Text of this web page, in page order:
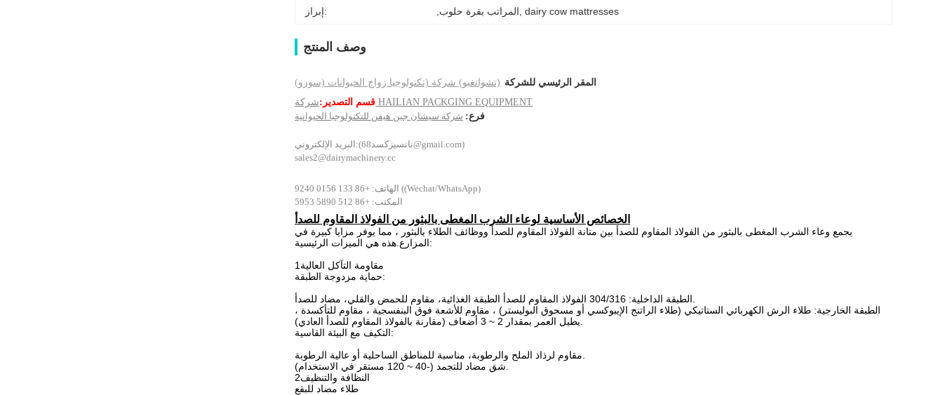
إبراز: ,المراتب بقرة حلوب , dairy cow mattresses
وصف المنتج
المقر الرئيسي للشركة (تشوانغبو) شركة (تكنولوجيا زواج الحيوانات (سوزو)
قسم التصدير: شركة HAILIAN PACKGING EQUIPMENT
فرع: شركة سيشان جين هيفن للتكنولوجيا الحيوانية
البريد الإلكتروني:
(نانسيزكسد68@gmail.com)
sales2@dairymachinery.cc
الهاتف: +86 133 0156 9240 ((Wechat/WhatsApp)
المكتب: +86 512 5890 5953
الخصائص الأساسية لوعاء الشرب المغطى بالبثور من الفولاذ المقاوم للصدأ
يجمع وعاء الشرب المغطى بالبثور من الفولاذ المقاوم للصدأ بين متانة الفولاذ المقاوم للصدأ ووظائف الطلاء بالبثور ، مما يوفر مزايا كبيرة في
المزارع.هذه هي الميزات الرئيسية:
1مقاومة التآكل العالية
حماية مزدوجة الطبقة:
الطبقة الخارجية: طلاء الرش الكهربائي الستاتيكي (طلاء الراتنج الإيبوكسي أو مسحوق البوليستر) ، مقاوم للأشعة فوق البنفسجية ، مقاوم للتأكسدة ،
التكيف مع البيئة القاسية:
2النظافة والتنظيف
طلاء مضاد للبقع